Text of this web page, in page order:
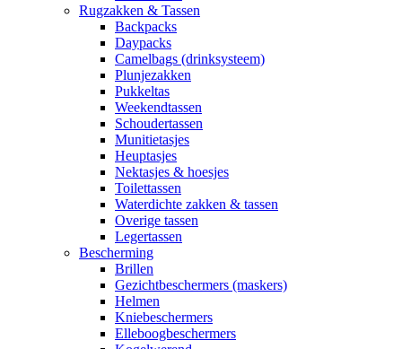
Rugzakken & Tassen
Backpacks
Daypacks
Camelbags (drinksysteem)
Plunjezakken
Pukkeltas
Weekendtassen
Schoudertassen
Munitietasjes
Heuptasjes
Nektasjes & hoesjes
Toilettassen
Waterdichte zakken & tassen
Overige tassen
Legertassen
Bescherming
Brillen
Gezichtbeschermers (maskers)
Helmen
Kniebeschermers
Elleboogbeschermers